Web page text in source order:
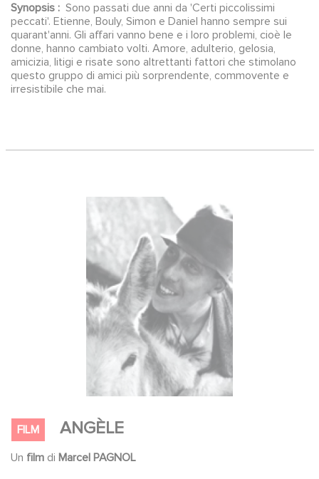
Pascale REYNAUD, Vania VILERS, Josiane
BALASKO, Maïa SIMON, Christophe BRUCE,
Jean-Pierre CASTALDI
Synopsis : Sono passati due anni da 'Certi piccolissimi
peccati'. Etienne, Bouly, Simon e Daniel hanno sempre sui
quarant'anni. Gli affari vanno bene e i loro problemi, cioè le
donne, hanno cambiato volti. Amore, adulterio, gelosia,
amicizia, litigi e risate sono altrettanti fattori che stimolano
questo gruppo di amici più sorprendente, commovente e
irresistibile che mai.
FILM ANGÈLE
Un film di Marcel PAGNOL